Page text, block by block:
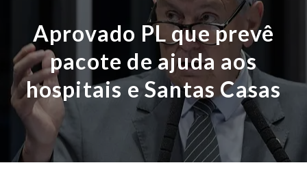
Aprovado PL que prevê
pacote de ajuda aos
hospitais e Santas Casas